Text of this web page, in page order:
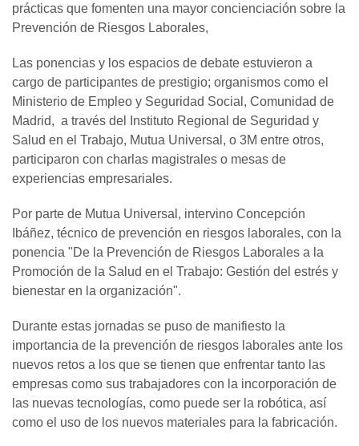
prácticas que fomenten una mayor concienciación sobre la
Prevención de Riesgos Laborales,
Las ponencias y los espacios de debate estuvieron a
cargo de participantes de prestigio; organismos como el
Ministerio de Empleo y Seguridad Social, Comunidad de
Madrid, a través del Instituto Regional de Seguridad y
Salud en el Trabajo, Mutua Universal, o 3M entre otros,
participaron con charlas magistrales o mesas de
experiencias empresariales.
Por parte de Mutua Universal, intervino Concepción
Ibáñez, técnico de prevención en riesgos laborales, con la
ponencia "De la Prevención de Riesgos Laborales a la
Promoción de la Salud en el Trabajo: Gestión del estrés y
bienestar en la organización".
Durante estas jornadas se puso de manifiesto la
importancia de la prevención de riesgos laborales ante los
nuevos retos a los que se tienen que enfrentar tanto las
empresas como sus trabajadores con la incorporación de
las nuevas tecnologías, como puede ser la robótica, así
como el uso de los nuevos materiales para la fabricación.